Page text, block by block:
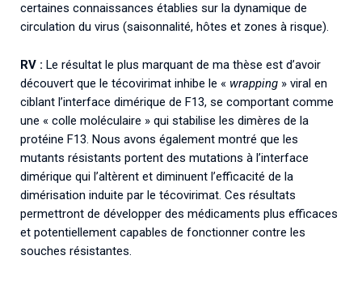
certaines connaissances établies sur la dynamique de
circulation du virus (saisonnalité, hôtes et zones à risque).
RV : Le résultat le plus marquant de ma thèse est d’avoir
découvert que le técovirimat inhibe le « wrapping » viral en
ciblant l’interface dimérique de F13, se comportant comme
une « colle moléculaire » qui stabilise les dimères de la
protéine F13. Nous avons également montré que les
mutants résistants portent des mutations à l’interface
dimérique qui l’altèrent et diminuent l’efficacité de la
dimérisation induite par le técovirimat. Ces résultats
permettront de développer des médicaments plus efficaces
et potentiellement capables de fonctionner contre les
souches résistantes.